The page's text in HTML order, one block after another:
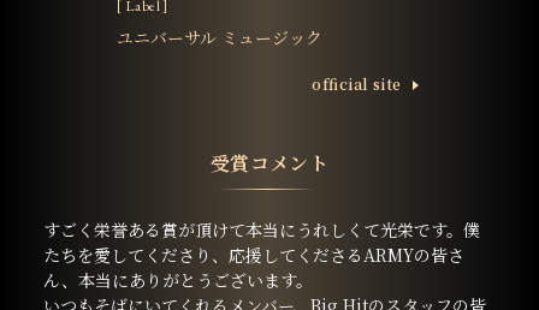
[ Label ]
ユニバーサル ミュージック
ofﬁcial site
受賞コメント
すごく栄誉ある賞が頂けて本当にうれしくて光栄です。僕
たちを愛してくださり、応援してくださるARMYの皆さ
ん、本当にありがとうございます。